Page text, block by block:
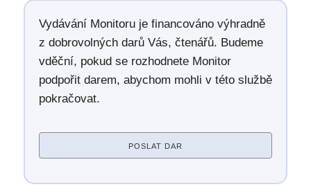
Vydávání Monitoru je financováno výhradně
z dobrovolných darů Vás, čtenářů. Budeme
vděční, pokud se rozhodnete Monitor
podpořit darem, abychom mohli v této službě
pokračovat.
POSLAT DAR